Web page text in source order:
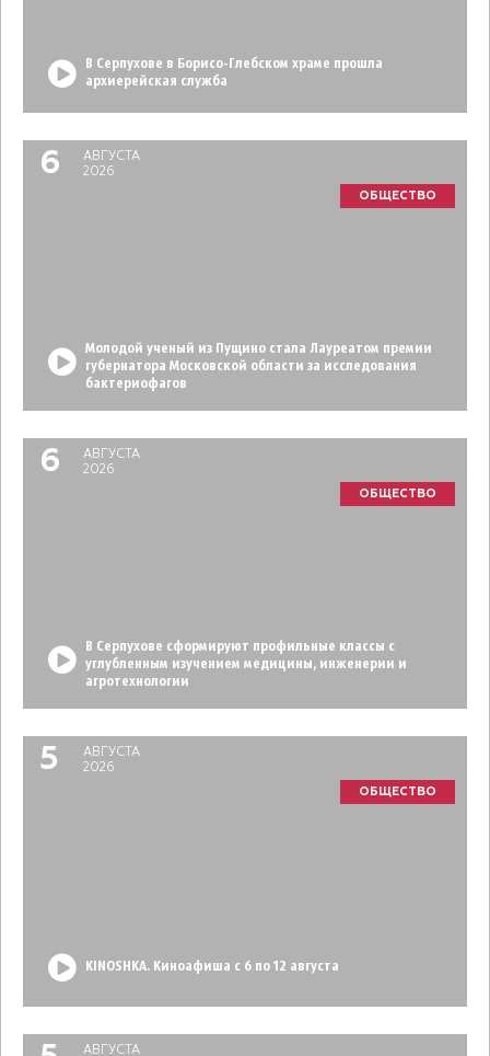
В Серпухове в Борисо-Глебском храме прошла
архиерейская служба
6
АВГУСТА
2026
ОБЩЕСТВО
Молодой ученый из Пущино стала Лауреатом премии
губернатора Московской области за исследования
бактериофагов
6
АВГУСТА
2026
ОБЩЕСТВО
В Серпухове сформируют профильные классы с
углубленным изучением медицины, инженерии и
агротехнологии
5
АВГУСТА
2026
ОБЩЕСТВО
KINOSHKA. Киноафиша с 6 по 12 августа
АВГУСТА